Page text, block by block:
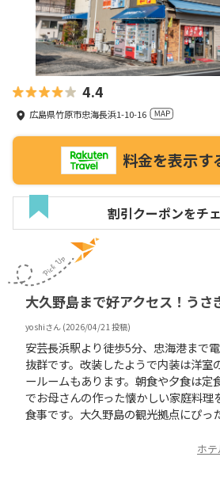
4.4
広島県竹原市忠海長浜1-10-16
料金を表示す
割引クーポンをチ
大久野島まで好アクセス！うさ
yoshiさん (2026/04/21 投稿)
安芸長浜駅より徒歩5分、忠海港まで
抜群です。改装したようで内装は洋室
ールームもあります。朝食や夕食は定
でお母さんの作った懐かしい家庭料理
食事です。大久野島の観光拠点にぴっ
ホテ